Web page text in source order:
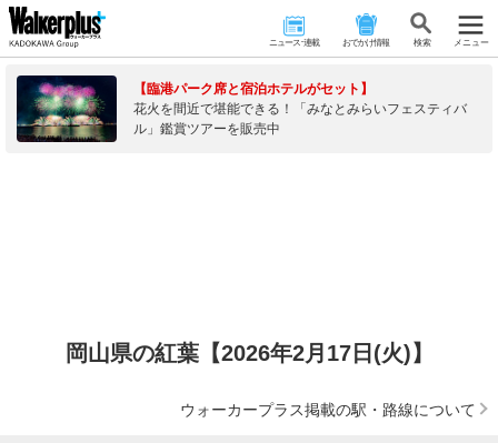
ニュース･連載 おでかけ情報 検 索 メニュー
【臨港パーク席と宿泊ホテルがセット】
花火を間近で堪能できる！「みなとみらいフェスティバ
ル」鑑賞ツアーを販売中
岡山県の紅葉【2026年2月17日(火)】
ウォーカープラス掲載の駅・路線について